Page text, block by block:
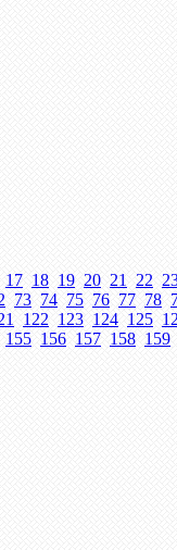
17 18 19 20 21 22
73 74 75 76 77 78
122 123 124 125
155 156 157 158 159